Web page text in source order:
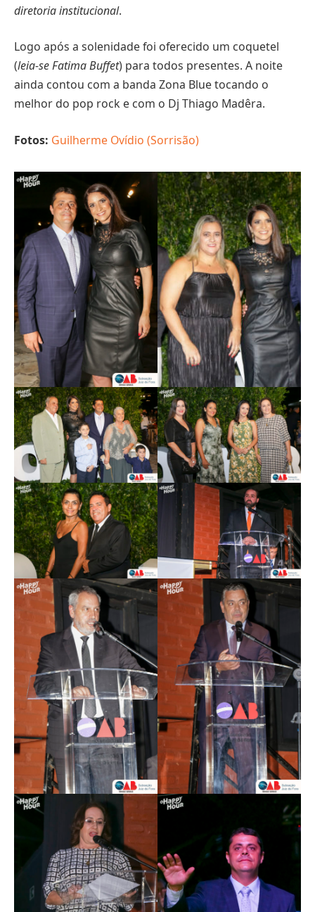
diretoria institucional.
Logo após a solenidade foi oferecido um coquetel
(leia-se Fatima Buffet) para todos presentes. A noite
ainda contou com a banda Zona Blue tocando o
melhor do pop rock e com o Dj Thiago Madêra.
Fotos: Guilherme Ovídio (Sorrisão)